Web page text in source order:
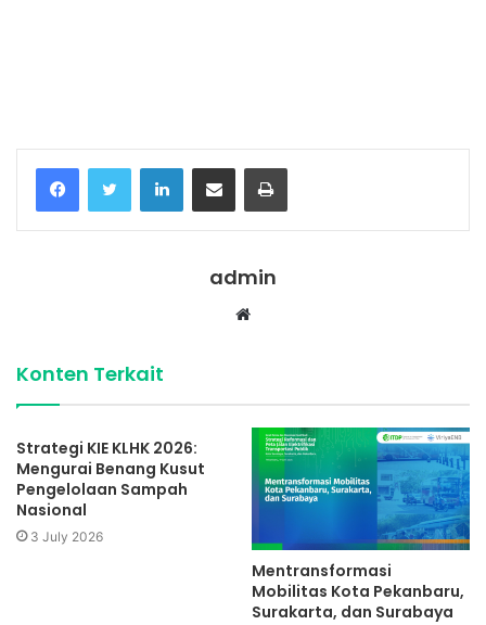
FacebookTwitter LinkedInShare via Email Print
admin
Website
Konten Terkait
Strategi KIE KLHK 2026:
Mengurai Benang Kusut
Pengelolaan Sampah
Nasional
3 July 2026
Mentransformasi
Mobilitas Kota Pekanbaru,
Surakarta, dan Surabaya